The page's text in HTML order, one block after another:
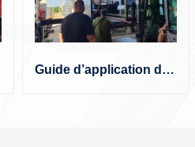
Guide d’application de l’équipement à l’étranger